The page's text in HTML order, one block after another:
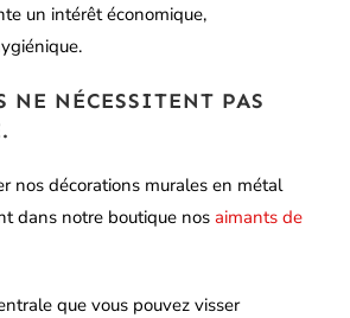
un intérêt économique,
NE NÉCESSITENT PAS
nos décorations murales en métal
dans notre boutique nos aimants de
que vous pouvez visser